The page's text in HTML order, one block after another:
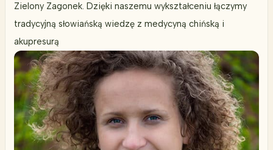
Zielony Zagonek. Dzięki naszemu wykształceniu łączymy
tradycyjną słowiańską wiedzę z medycyną chińską i
akupresurą